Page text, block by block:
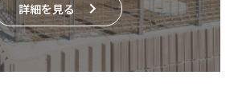
詳細を見る